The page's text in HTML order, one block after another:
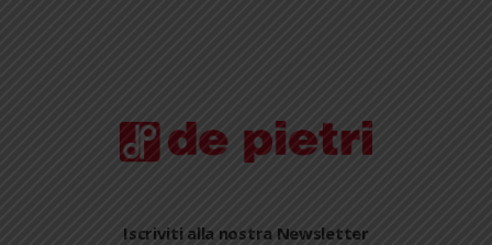
Iscriviti alla nostra Newsletter